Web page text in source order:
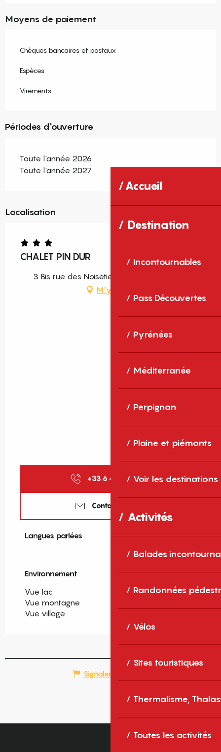
Accueil
Destination
Incontournables
Pass Découvertes
Pyrénées
Méditerranée
Perpignan
Plaine et piémonts
Voir les destinations
Activités
Balades
Randonnées
Vélos
Sites touristiques
Thermalisme,
Toutes les activités
Moyens de paiement
Chèques bancaires et postaux
Espèces
Virements
Périodes d'ouverture
Toute l'année 2026
Toute l'année 2027
Localisation
CHALET PIN DUR
3 Bis rue des Noisetiers, 66210 Les Angles
M'y rendre
+33 6 47 98 23▒▒
Contactez-nous
Langues parlées
Langues parlées
Environnement
Environnement
Vue lac
Vue montagne
Vue village
Signaler une erreur